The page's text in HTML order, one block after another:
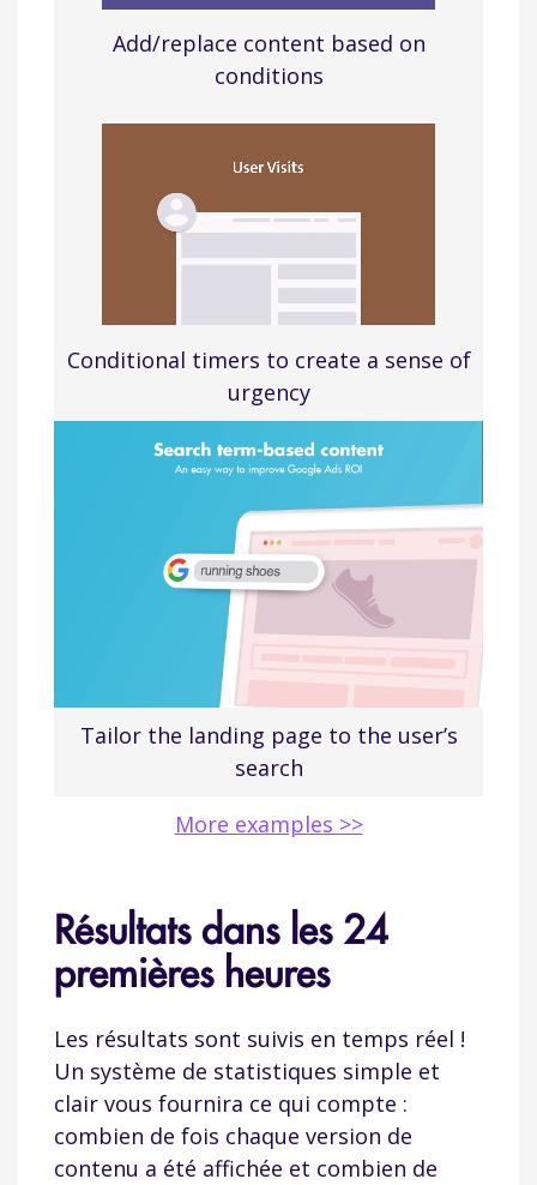
Add/replace content based on
conditions
Conditional timers to create a sense of
urgency
Tailor the landing page to the user’s
search
More examples >>
Résultats dans les 24
premières heures
Les résultats sont suivis en temps réel !
Un système de statistiques simple et
clair vous fournira ce qui compte :
combien de fois chaque version de
contenu a été affichée et combien de